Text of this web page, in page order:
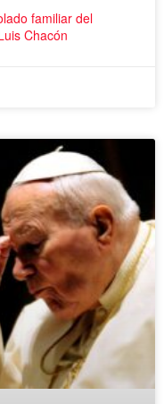
familiar del
Chacón